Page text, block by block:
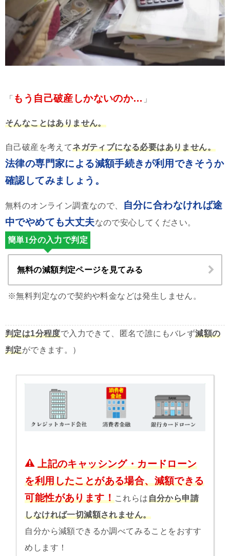
「 もう自己破産しかないのか… 」
そんなことはありません。
自己破産を考えてネガティブになる必要はありません。
法律の専門家による減額手続きが利用できそうか
確認してみましょう。
無料のオンライン調査なので、
自分に合わなければ途
中でやめても大丈夫なので安心してください。
簡単1分の入力で判定
無料の減額判定ページを見てみる
※無料判定なので契約や料金などは発生しません。
判定は1分程度で入力できて、匿名で誰にもバレず減額の
判定ができます。）
上記のキャッシング・カードローン
を利用したことがある場合、減額できる
可能性があります！これらは自分から申請
しなければ一切減額されません。
自分から減額できるか調べてみることをおすす
めします！